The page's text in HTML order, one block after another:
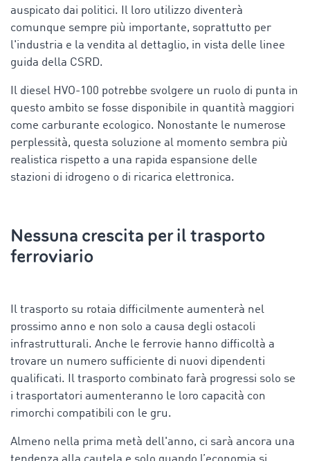
auspicato dai politici. Il loro utilizzo diventerà
comunque sempre più importante, soprattutto per
l'industria e la vendita al dettaglio, in vista delle linee
guida della CSRD.
Il diesel HVO-100 potrebbe svolgere un ruolo di punta in
questo ambito se fosse disponibile in quantità maggiori
come carburante ecologico. Nonostante le numerose
perplessità, questa soluzione al momento sembra più
realistica rispetto a una rapida espansione delle
stazioni di idrogeno o di ricarica elettronica.
Nessuna crescita per il trasporto
ferroviario
Il trasporto su rotaia difficilmente aumenterà nel
prossimo anno e non solo a causa degli ostacoli
infrastrutturali. Anche le ferrovie hanno difficoltà a
trovare un numero sufficiente di nuovi dipendenti
qualificati. Il trasporto combinato farà progressi solo se
i trasportatori aumenteranno le loro capacità con
rimorchi compatibili con le gru.
Almeno nella prima metà dell'anno, ci sarà ancora una